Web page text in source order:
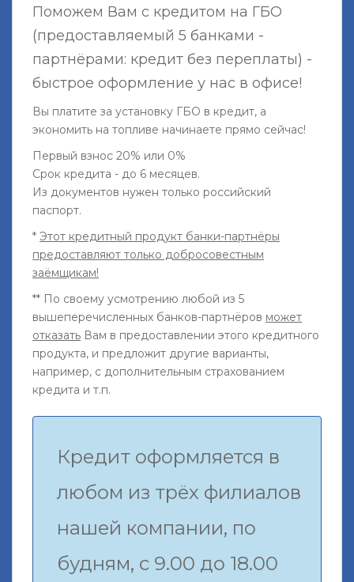
Поможем Вам с кредитом на ГБО
(предоставляемый 5 банками -
партнёрами: кредит без переплаты) -
быстрое оформление у нас в офисе!
Вы платите за установку ГБО в кредит, а
экономить на топливе начинаете прямо сейчас!
Первый взнос 20% или 0%
Срок кредита - до 6 месяцев.
Из документов нужен только российский
паспорт.
* Этот кредитный продукт банки-партнёры
предоставляют только добросовестным
заёмщикам!
** По своему усмотрению любой из 5
вышеперечисленных банков-партнёров может
отказать Вам в предоставлении этого кредитного
продукта, и предложит другие варианты,
например, с дополнительным страхованием
кредита и т.п.
Кредит оформляется в
любом из трёх филиалов
нашей компании, по
будням, с 9.00 до 18.00